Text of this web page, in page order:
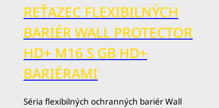
REŤAZEC FLEXIBILNÝCH
BARIÉR WALL PROTECTOR
HD+ M16 S GB HD+
BARIÉRAMI
Séria flexibilných ochranných bariér Wall